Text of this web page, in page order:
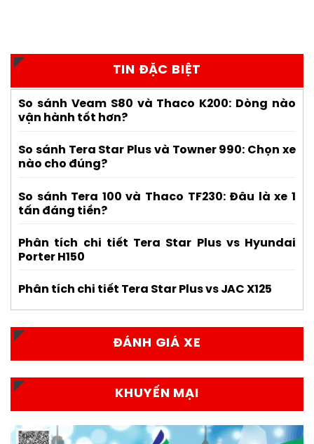
TIN ĐẶC BIỆT
So sánh Veam S80 và Thaco K200: Dòng nào
vận hành tốt hơn?
So sánh Tera Star Plus và Towner 990: Chọn xe
nào cho đúng?
So sánh Tera 100 và Thaco TF230: Đâu là xe 1
tấn đáng tiền?
Phân tích chi tiết Tera Star Plus vs Hyundai
Porter H150
Phân tích chi tiết Tera Star Plus vs JAC X125
ĐÁNH GIÁ XE
KHUYẾN MẠI